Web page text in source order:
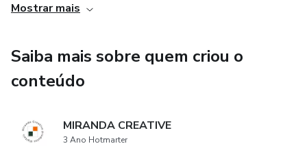
qualidade de impressão, garantindo que as informações e
5. Suporte ao cliente: em caso de dúvidas ou problemas no
download do arquivo, o cliente pode contar com o suporte
para ajudar.
Mostrar mais
Saiba mais sobre quem criou o
conteúdo
MIRANDA CREATIVE
3 Ano Hotmarter